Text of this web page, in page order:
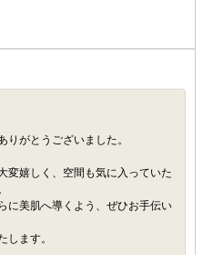
がとうございました。
変嬉しく、空間も気に入っていた
に美肌へ導くよう、ぜひお手伝い
します。